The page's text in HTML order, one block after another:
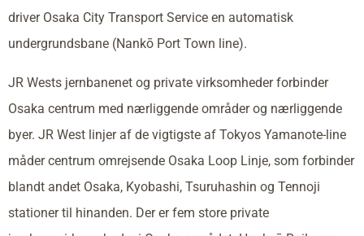
driver Osaka City Transport Service en automatisk
undergrundsbane (Nankō Port Town line).
JR Wests jernbanenet og private virksomheder forbinder
Osaka centrum med nærliggende områder og nærliggende
byer. JR West linjer af de vigtigste af Tokyos Yamanote-line
måder centrum omrejsende Osaka Loop Linje, som forbinder
blandt andet Osaka, Kyobashi, Tsuruhashin og Tennoji
stationer til hinanden. Der er fem store private